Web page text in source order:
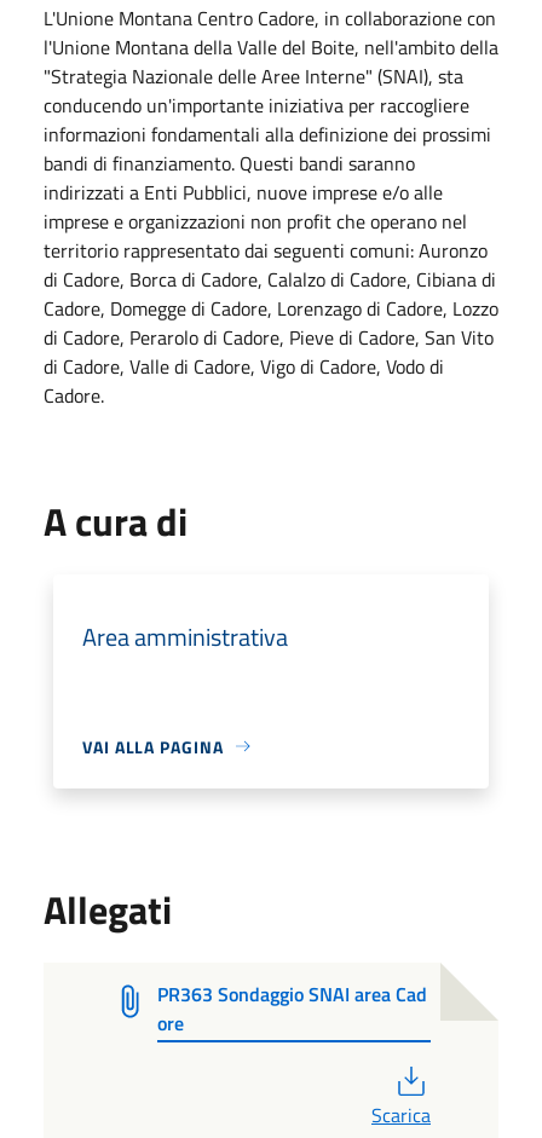
L'Unione Montana Centro Cadore, in collaborazione con
l'Unione Montana della Valle del Boite, nell'ambito della
"Strategia Nazionale delle Aree Interne" (SNAI), sta
conducendo un'importante iniziativa per raccogliere
informazioni fondamentali alla definizione dei prossimi
bandi di finanziamento. Questi bandi saranno
indirizzati a Enti Pubblici, nuove imprese e/o alle
imprese e organizzazioni non profit che operano nel
territorio rappresentato dai seguenti comuni: Auronzo
di Cadore, Borca di Cadore, Calalzo di Cadore, Cibiana di
Cadore, Domegge di Cadore, Lorenzago di Cadore, Lozzo
di Cadore, Perarolo di Cadore, Pieve di Cadore, San Vito
di Cadore, Valle di Cadore, Vigo di Cadore, Vodo di
Cadore.
A cura di
Area amministrativa
VAI ALLA PAGINA
Allegati
PR363 Sondaggio SNAI area Cad
ore
Scarica